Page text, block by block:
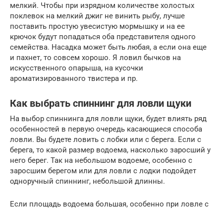
мелкий. Чтобы при изрядном количестве холостых
поклевок на мелкий джиг не винить рыбу, лучше
поставить простую увесистую мормышку и на ее
крючок будут попадаться оба представителя одного
семейства. Насадка может быть любая, а если она еще
и пахнет, то совсем хорошо. Я ловил бычков на
искусственного опарыша, на кусочки
ароматизированного твистера и пр.
Как выбрать спиннинг для ловли щуки
На выбор спиннинга для ловли щуки, будет влиять ряд
особенностей в первую очередь касающиеся способа
ловли. Вы будете ловить с лобки или с берега. Если с
берега, то какой размер водоема, насколько заросший у
него берег. Так на небольшом водоеме, особенно с
заросшим берегом или для ловли с лодки подойдет
одноручный спиннинг, небольшой длинны.
Если площадь водоема большая, особенно при ловле с